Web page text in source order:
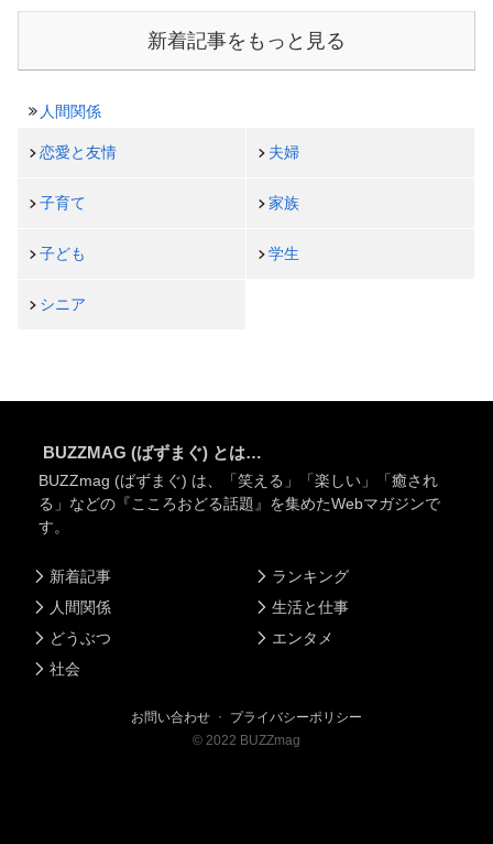
新着記事をもっと見る
人間関係
恋愛と友情 夫婦
子育て 家族
子ども 学生
シニア
BUZZMAG (ばずまぐ) とは…
BUZZmag (ばずまぐ) は、「笑える」「楽しい」「癒され
る」などの『こころおどる話題』を集めたWebマガジンで
す。
新着記事
人間関係
どうぶつ
社会
ランキング
生活と仕事
エンタメ
お問い合わせ ・ プライバシーポリシー
© 2022 BUZZmag